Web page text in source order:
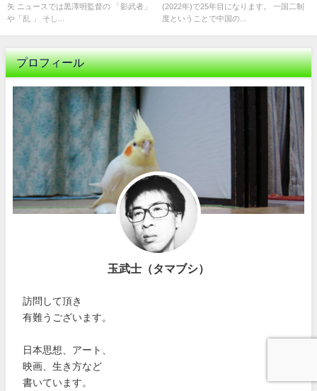
矢 ニュースでは黒澤明監督の 「影武者」
や「乱 」 そし...
(2022年)で25年目になります。 一国二制
度ということで中国の...
プロフィール
玉武士（タマブシ）
訪問して頂き
有難うございます。
日本思想、アート、
映画、生き方など
書いています。